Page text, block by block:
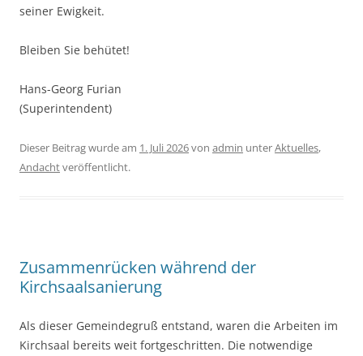
seiner Ewigkeit.
Bleiben Sie behütet!
Hans-Georg Furian
(Superintendent)
Dieser Beitrag wurde am 1. Juli 2026von admin unterAktuelles,
Andachtveröffentlicht.
Zusammenrücken während der
Kirchsaalsanierung
Als dieser Gemeindegruß entstand, waren die Arbeiten im
Kirchsaal bereits weit fortgeschritten. Die notwendige